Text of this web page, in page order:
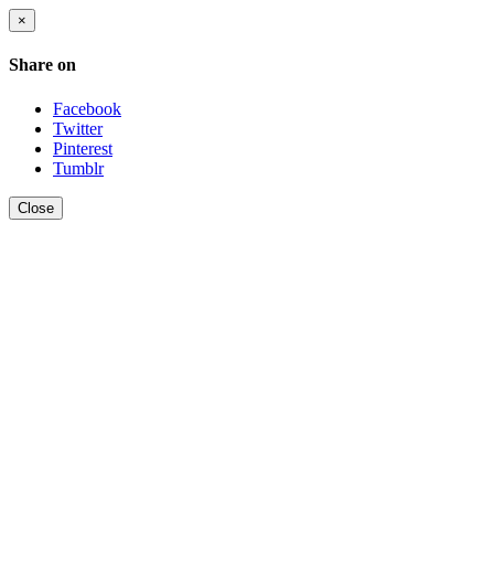
×
Share on
Facebook
Twitter
Pinterest
Tumblr
Close